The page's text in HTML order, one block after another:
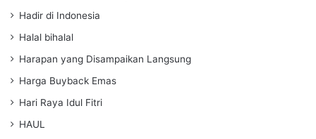
Hadir di Indonesia
Halal bihalal
Harapan yang Disampaikan Langsung
Harga Buyback Emas
Hari Raya Idul Fitri
HAUL